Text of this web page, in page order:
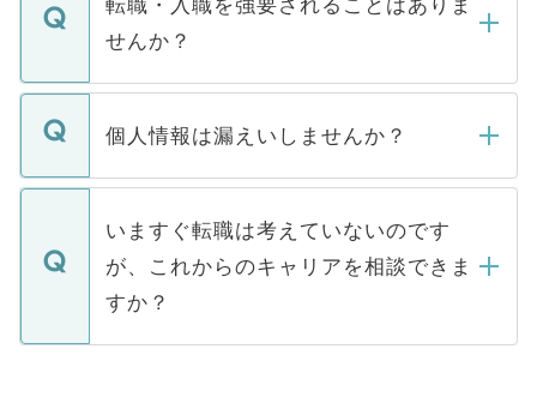
けない「非公開求人」です。非公開求人は
下記の理由によって、一般には公開してい
ません。
■応募殺到を避けるため 人気のある医療機
関を公にしてしまうと、応募が殺到する場
に、医療機関が求める条件に合った人材の
みを人材紹介会社に依頼するケースが増え
ています。
転職・入職を強要されることはありま
せんか？
転職・入職を強要することは一切ありませ
ん。また、仮に応募先から内定をいただい
定を承諾する必要はありません。内定先へ
の辞退の連絡はキャリアパートナーが行い
個人情報は漏えいしませんか？
個人情報が漏えいすることはありませんの
で、ご安心ください。当サイトからの登録
などで収集したご登録者様の個人情報は、
ご本人のキャリアアップおよび転職活動の
支援を目的に使用いたします。お預かりし
ているすべての個人データはご本人の許可
いますぐ転職は考えていないのです
が、これからのキャリアを相談できま
すか？